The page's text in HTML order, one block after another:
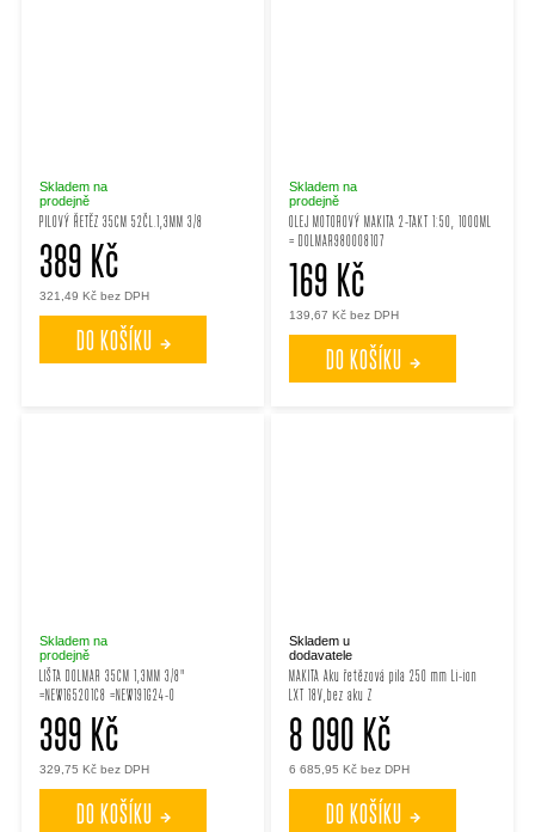
PILOVÝ ŘETĚZ 35CM 52ČL.1,3MM 3/8
Skladem na
prodejně
321,49 Kč bez DPH
389 Kč
DO KOŠÍKU
OLEJ MOTOROVÝ MAKITA 2-TAKT 1:50, 1000ML
= DOLMAR980008107
Skladem na
prodejně
139,67 Kč bez DPH
169 Kč
DO KOŠÍKU
LIŠTA DOLMAR 35CM 1,3MM 3/8"
=NEW165201C8 =NEW191G24-0
Skladem na
prodejně
329,75 Kč bez DPH
399 Kč
DO KOŠÍKU
MAKITA Aku řetězová pila 250 mm Li-ion
LXT 18V,bez aku Z
Skladem u
dodavatele
6 685,95 Kč bez DPH
8 090 Kč
DO KOŠÍKU